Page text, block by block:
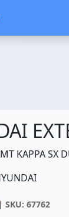
KAPPA SX
| SKU: 67762